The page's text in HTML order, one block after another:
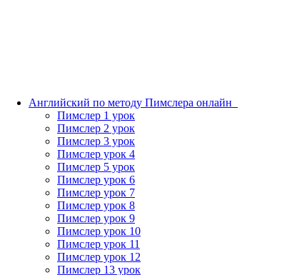
Английский по методу Пимслера онлайн_
Пимслер 1 урок
Пимслер 2 урок
Пимслер 3 урок
Пимслер урок 4
Пимслер 5 урок
Пимслер урок 6
Пимслер урок 7
Пимслер урок 8
Пимслер урок 9
Пимслер урок 10
Пимслер урок 11
Пимслер урок 12
Пимслер 13 урок